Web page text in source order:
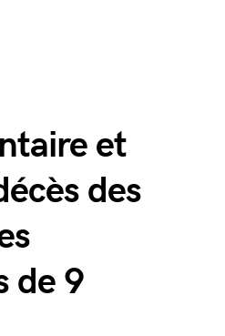
et
des
de 9